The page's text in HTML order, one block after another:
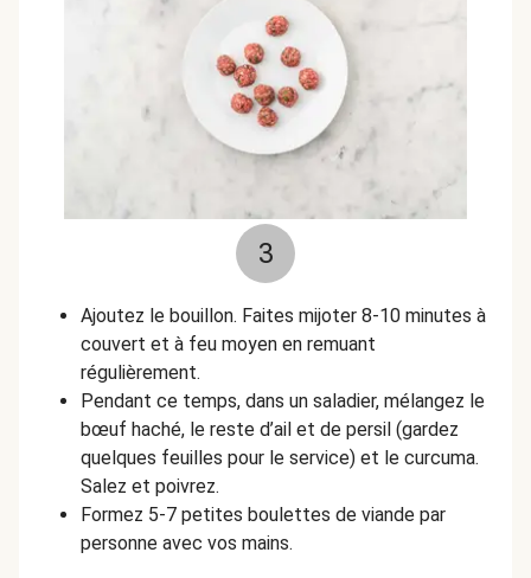
3
Ajoutez le bouillon. Faites mijoter 8-10 minutes à
couvert et à feu moyen en remuant
régulièrement.
Pendant ce temps, dans un saladier, mélangez le
bœuf haché, le reste d’ail et de persil (gardez
quelques feuilles pour le service) et le curcuma.
Salez et poivrez.
Formez 5-7 petites boulettes de viande par
personne avec vos mains.